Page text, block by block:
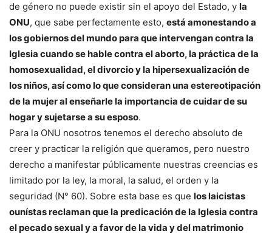
de género no puede existir sin el apoyo del Estado, y la
ONU, que sabe perfectamente esto, está amonestando a
los gobiernos del mundo para que intervengan contra la
Iglesia cuando se hable contra el aborto, la práctica de la
homosexualidad, el divorcio y la hipersexualización de
los niños, así como lo que consideran una estereotipación
de la mujer al enseñarle la importancia de cuidar de su
hogar y sujetarse a su esposo.
Para la ONU nosotros tenemos el derecho absoluto de
creer y practicar la religión que queramos, pero nuestro
derecho a manifestar públicamente nuestras creencias es
limitado por la ley, la moral, la salud, el orden y la
seguridad (N° 60). Sobre esta base es que los laicistas
ounístas reclaman que la predicación de la Iglesia contra
el pecado sexual y a favor de la vida y del matrimonio